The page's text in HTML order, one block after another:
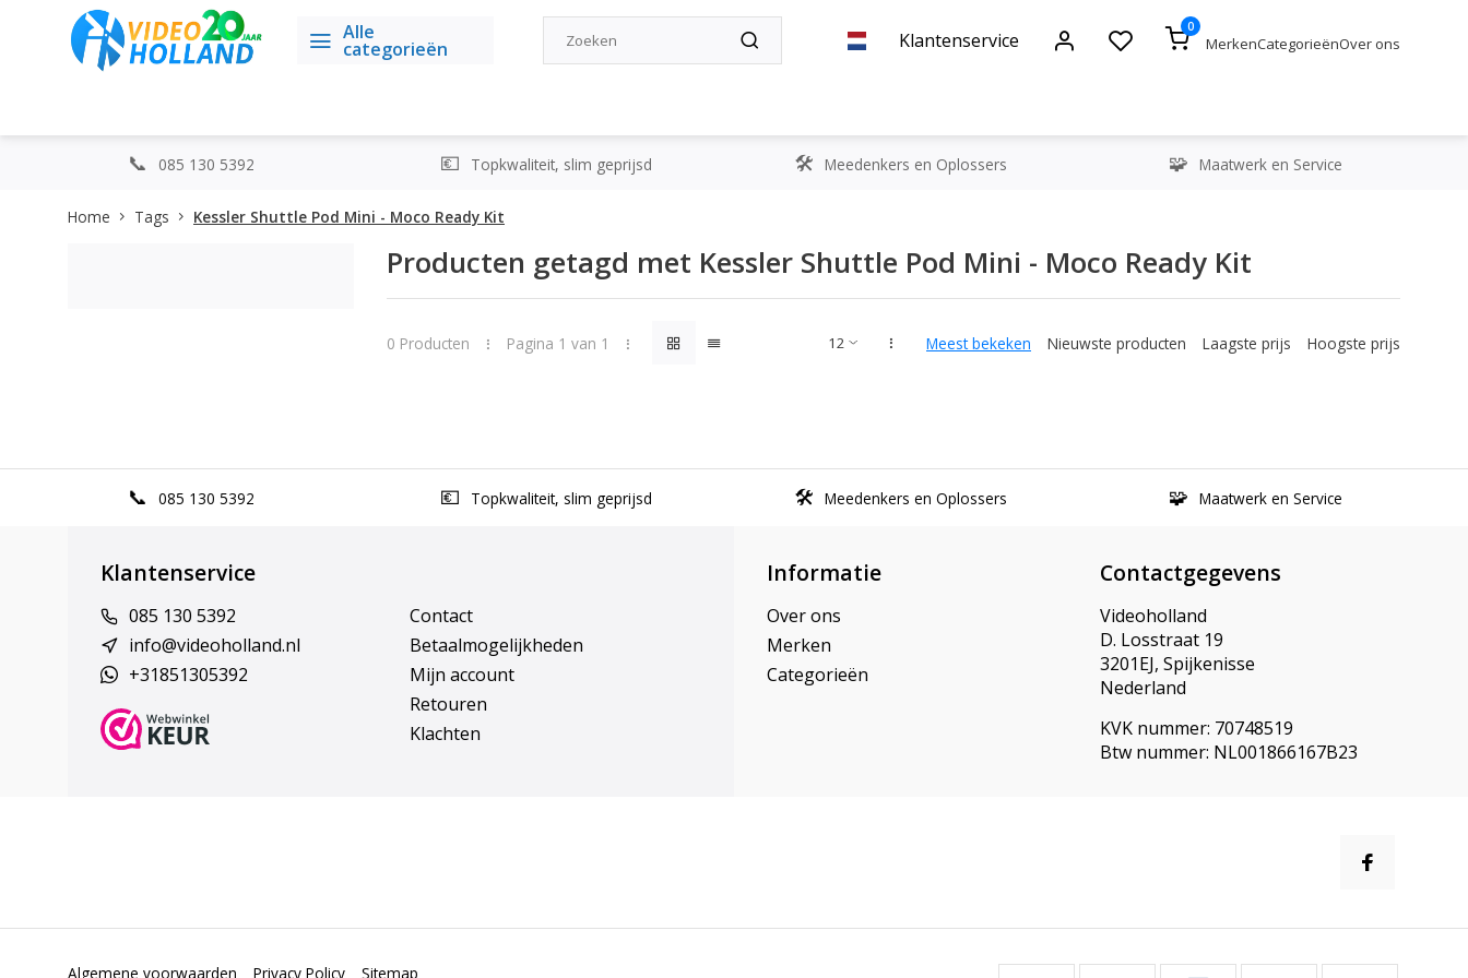
Alle
categorieën Klantenservice
0
MerkenCategorieënOver ons
085 130 5392 Topkwaliteit, slim geprijsd Meedenkers en Oplossers Maatwerk en Service
Home Tags Kessler Shuttle Pod Mini - Moco Ready Kit
Producten getagd met Kessler Shuttle Pod Mini - Moco Ready Kit
0 Producten Pagina 1 van 1 Meest bekeken Nieuwste producten Laagste prijs Hoogste prijs
085 130 5392 Topkwaliteit, slim geprijsd Meedenkers en Oplossers Maatwerk en Service
Klantenservice
085 130 5392
info@videoholland.nl
+31851305392
Contact
Betaalmogelijkheden
Mijn account
Retouren
Klachten
Informatie
Over ons
Merken
Categorieën
Contactgegevens
Videoholland
D. Losstraat 19
3201EJ, Spijkenisse
Nederland
KVK nummer: 70748519
Btw nummer: NL001866167B23
Algemene voorwaarden Privacy Policy Sitemap